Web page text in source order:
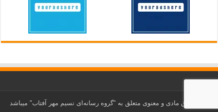
کلیه حقوق مادی و معنوی متعلق به "گروه رسانه‌ای نسیم مهر آفتاب" می‎باشد